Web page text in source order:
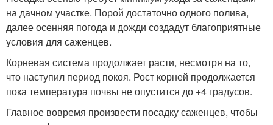
на дачном участке. Порой достаточно одного полива,
далее осенняя погода и дожди создадут благоприятные
условия для саженцев.
Корневая система продолжает расти, несмотря на то,
что наступил период покоя. Рост корней продолжается
пока температура почвы не опустится до +4 градусов.
Главное вовремя произвести посадку саженцев, чтобы